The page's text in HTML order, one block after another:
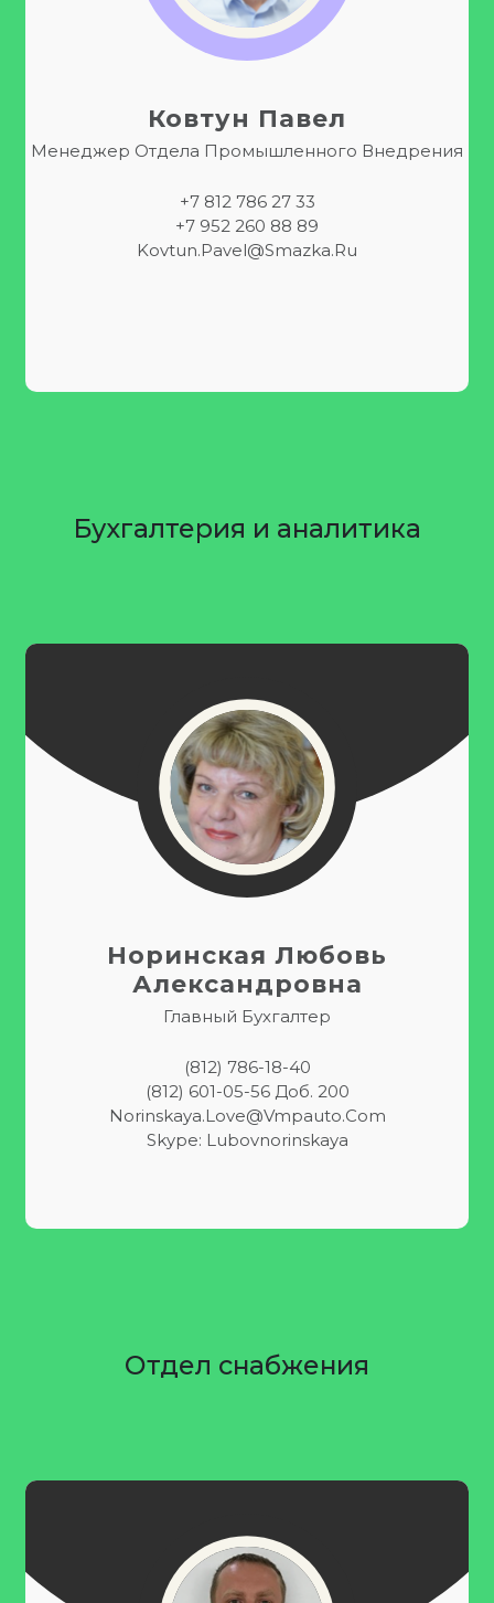
Ковтун Павел
Менеджер Отдела Промышленного Внедрения
+7 812 786 27 33
+7 952 260 88 89
Kovtun.pavel@smazka.ru
Бухгалтерия и аналитика
Норинская Любовь
Александровна
Главный Бухгалтер
(812) 786-18-40
(812) 601-05-56 Доб. 200
Norinskaya.Love@vmpauto.com
Skype: Lubovnorinskaya
Отдел снабжения